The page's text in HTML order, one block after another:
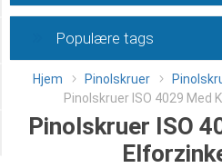
Hjem Pinolskruer
Pinolskruer ISO 4029 Med
Pinolskruer ISO
Længde
Klasse
Category
Populære tags